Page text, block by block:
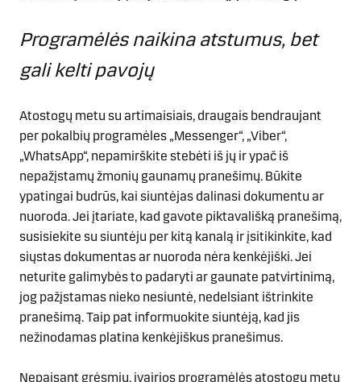
Programėlės naikina atstumus, bet
gali kelti pavojų
Atostogų metu su artimaisiais, draugais bendraujant
per pokalbių programėles „Messenger“, „Viber“,
„WhatsApp“, nepamirškite stebėti iš jų ir ypač iš
nepažįstamų žmonių gaunamų pranešimų. Būkite
ypatingai budrūs, kai siuntėjas dalinasi dokumentu ar
nuoroda. Jei įtariate, kad gavote piktavališką pranešimą,
susisiekite su siuntėju per kitą kanalą ir įsitikinkite, kad
siųstas dokumentas ar nuoroda nėra kenkėjiški. Jei
neturite galimybės to padaryti ar gaunate patvirtinimą,
jog pažįstamas nieko nesiuntė, nedelsiant ištrinkite
pranešimą. Taip pat informuokite siuntėją, kad jis
nežinodamas platina kenkėjiškus pranešimus.
Nepaisant grėsmių, įvairios programėlės atostogų metu